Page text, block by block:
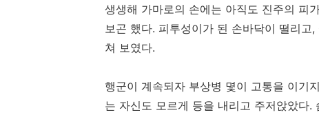
생생해 가마로의 손에는 아직도 진주의 피
보곤 했다. 피투성이가 된 손바닥이 떨리
쳐 보였다.
행군이 계속되자 부상병 몇이 고통을 이기
는 자신도 모르게 등을 내리고 주저앉았다